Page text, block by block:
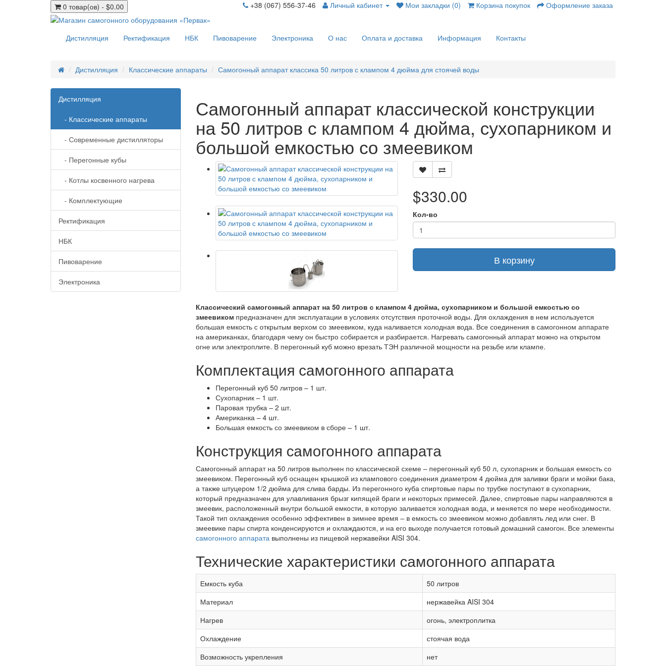
0 товар(ов) - $0.00 +38 (067) 556-37-46 Личный кабинет Мои закладки (0) Корзина покупок Оформление заказа
Дистилляция Ректификация НБК Пивоварение Электроника О нас Оплата и доставка Информация Контакты
Дистилляция Классические аппараты Самогонный аппарат классика 50 литров с клампом 4 дюйма для стоячей воды
Дистилляция
- Классические аппараты
- Современные дистилляторы
- Перегонные кубы
- Котлы косвенного нагрева
- Комплектующие
Ректификация
НБК
Пивоварение
Электроника
Самогонный аппарат классической конструкции
на 50 литров с клампом 4 дюйма, сухопарником и
большой емкостью со змеевиком
$330.00
Кол-во
В корзину
Классический самогонный аппарат на 50 литров с клампом 4 дюйма, сухопарником и большой емкостью со
змеевикомпредназначен для эксплуатации в условиях отсутствия проточной воды. Для охлаждения в нем используется
большая емкость с открытым верхом со змеевиком, куда наливается холодная вода. Все соединения в самогонном аппарате
на американках, благодаря чему он быстро собирается и разбирается. Нагревать самогонный аппарат можно на открытом
огне или электроплите. В перегонный куб можно врезать ТЭН различной мощности на резьбе или клампе.
Комплектация самогонного аппарата
Перегонный куб 50 литров – 1 шт.
Сухопарник – 1 шт.
Паровая трубка – 2 шт.
Американка – 4 шт.
Большая емкость со змеевиком в сборе – 1 шт.
Конструкция самогонного аппарата
Самогонный аппарат на 50 литров выполнен по классической схеме – перегонный куб 50 л, сухопарник и большая емкость со
змеевиком. Перегонный куб оснащен крышкой из клампового соединения диаметром 4 дюйма для заливки браги и мойки бака,
а также штуцером 1/2 дюйма для слива барды. Из перегонного куба спиртовые пары по трубке поступают в сухопарник,
который предназначен для улавливания брызг кипящей браги и некоторых примесей. Далее, спиртовые пары направляются в
змеевик, расположенный внутри большой емкости, в которую заливается холодная вода, и меняется по мере необходимости.
Такой тип охлаждения особенно эффективен в зимнее время – в емкость со змеевиком можно добавлять лед или снег. В
змеевике пары спирта конденсируются и охлаждаются, и на его выходе получается готовый домашний самогон. Все элементы
самогонного аппаратавыполнены из пищевой нержавейки AISI 304.
Технические характеристики самогонного аппарата
Емкость куба
50 литров
Материал
нержавейка AISI 304
Нагрев
огонь, электроплитка
Охлаждение
стоячая вода
Возможность укрепления
нет